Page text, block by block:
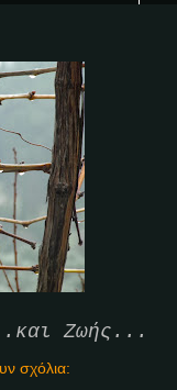
Ζωής...
σχόλια: